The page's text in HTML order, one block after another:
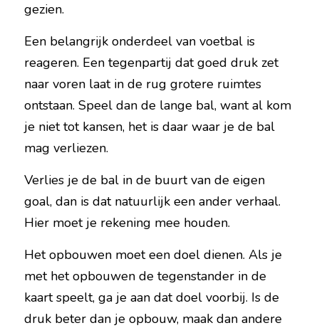
gezien.
Een belangrijk onderdeel van voetbal is
reageren. Een tegenpartij dat goed druk zet
naar voren laat in de rug grotere ruimtes
ontstaan. Speel dan de lange bal, want al kom
je niet tot kansen, het is daar waar je de bal
mag verliezen.
Verlies je de bal in de buurt van de eigen
goal, dan is dat natuurlijk een ander verhaal.
Hier moet je rekening mee houden.
Het opbouwen moet een doel dienen. Als je
met het opbouwen de tegenstander in de
kaart speelt, ga je aan dat doel voorbij. Is de
druk beter dan je opbouw, maak dan andere